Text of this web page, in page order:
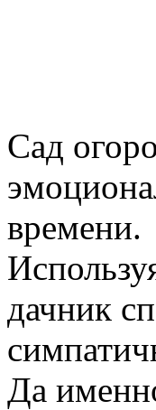
Сад
времени.
дачник
Да